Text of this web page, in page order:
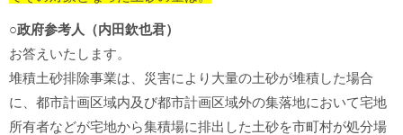
○政府参考人（内田欽也君）
お答えいたします。
堆積土砂排除事業は、災害により大量の土砂が堆積した場合
に、都市計画区域内及び都市計画区域外の集落地において宅地
所有者などが宅地から集積場に排出した土砂を市町村が処分場